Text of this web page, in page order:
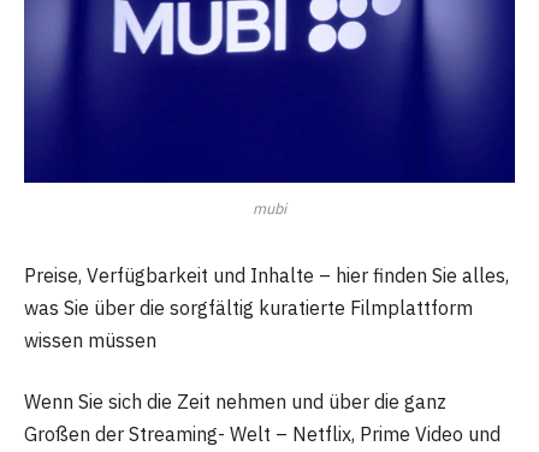
mubi
Preise, Verfügbarkeit und Inhalte – hier finden Sie alles,
was Sie über die sorgfältig kuratierte Filmplattform
wissen müssen
Wenn Sie sich die Zeit nehmen und über die ganz
Großen der Streaming- Welt – Netflix, Prime Video und